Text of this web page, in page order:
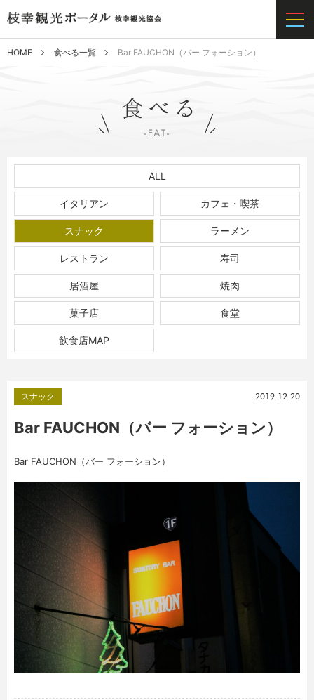
HOME 食べる一覧 Bar FAUCHON（バー フォーション）
ALL
イタリアン カフェ・喫茶
スナック ラーメン
レストラン 寿司
居酒屋 焼肉
菓子店 食堂
飲食店MAP
スナック 2019.12.20
Bar FAUCHON（バー フォーション）
Bar FAUCHON（バー フォーション）